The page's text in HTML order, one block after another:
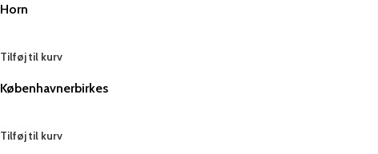
Horn
Tilføj til kurv
Københavnerbirkes
Tilføj til kurv